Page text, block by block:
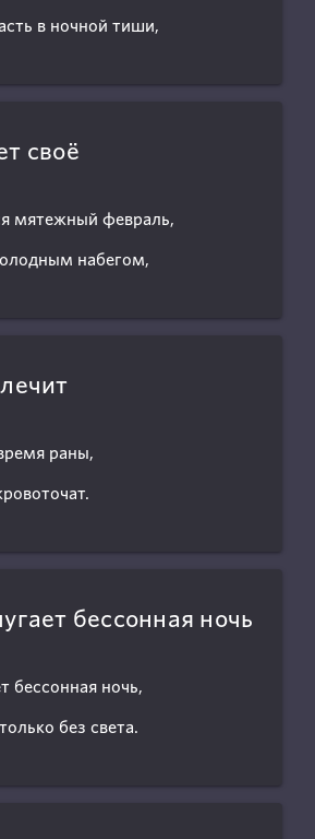
в ночной тиши,
своё
мятежный февраль,
набегом,
раны,
бессонная ночь
бессонная ночь,
без света.